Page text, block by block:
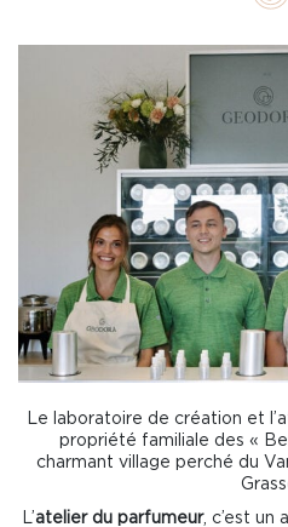
Le laboratoire de création et
propriété familiale des «
charmant village perché du
L’atelier du parfumeur, c’est un